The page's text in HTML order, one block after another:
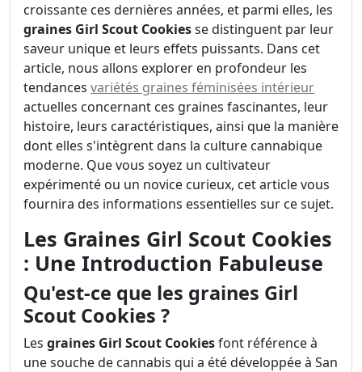
croissante ces dernières années, et parmi elles, les
graines Girl Scout Cookiesse distinguent par leur
saveur unique et leurs effets puissants. Dans cet
article, nous allons explorer en profondeur les
tendances variétés graines féminisées intérieur
actuelles concernant ces graines fascinantes, leur
histoire, leurs caractéristiques, ainsi que la manière
dont elles s'intègrent dans la culture cannabique
moderne. Que vous soyez un cultivateur
expérimenté ou un novice curieux, cet article vous
fournira des informations essentielles sur ce sujet.
Les Graines Girl Scout Cookies
: Une Introduction Fabuleuse
Qu'est-ce que les graines Girl
Scout Cookies ?
Les graines Girl Scout Cookiesfont référence à
une souche de cannabis qui a été développée à San